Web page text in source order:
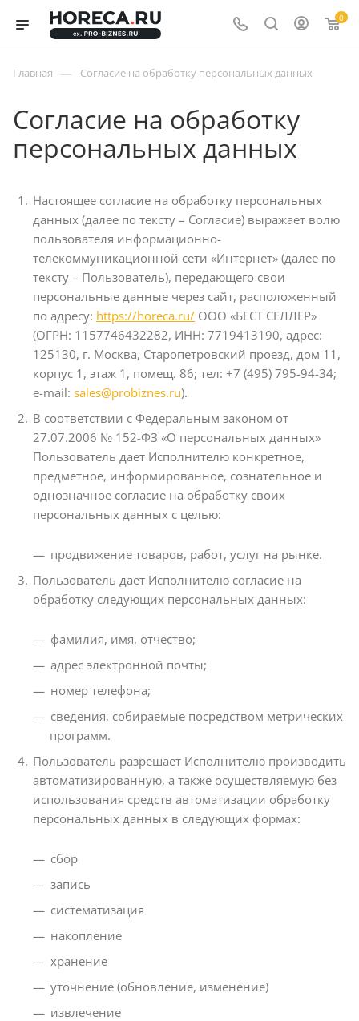
0
Главная — Согласие на обработку персональных данных
Согласие на обработку
персональных данных
Настоящее согласие на обработку персональных
данных (далее по тексту – Согласие) выражает волю
пользователя информационно-
телекоммуникационной сети «Интернет» (далее по
тексту – Пользователь), передающего свои
персональные данные через сайт, расположенный
по адресу: https://horeca.ru/ ООО «БЕСТ СЕЛЛЕР»
(ОГРН: 1157746432282, ИНН: 7719413190, адрес:
125130, г. Москва, Старопетровский проезд, дом 11,
корпус 1, этаж 1, помещ. 86; тел: +7 (495) 795-94-34;
e-mail: sales@probiznes.ru).
В соответствии с Федеральным законом от
27.07.2006 № 152-ФЗ «О персональных данных»
Пользователь дает Исполнителю конкретное,
предметное, информированное, сознательное и
однозначное согласие на обработку своих
персональных данных с целью:
продвижение товаров, работ, услуг на рынке.
Пользователь дает Исполнителю согласие на
обработку следующих персональных данных:
фамилия, имя, отчество;
адрес электронной почты;
номер телефона;
сведения, собираемые посредством метрических
программ.
Пользователь разрешает Исполнителю производить
автоматизированную, а также осуществляемую без
использования средств автоматизации обработку
персональных данных в следующих формах:
сбор
запись
систематизация
накопление
хранение
уточнение (обновление, изменение)
извлечение